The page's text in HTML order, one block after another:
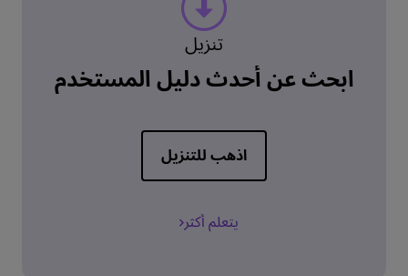
تنزيل
ابحث عن أحدث دليل المستخدم
اذهب للتنزيل
يتعلم أكثر